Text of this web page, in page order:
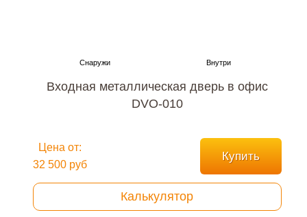
Входная металлическая дверь в офис
DVO-010
Цена от:
32 500 руб
Купить
Калькулятор